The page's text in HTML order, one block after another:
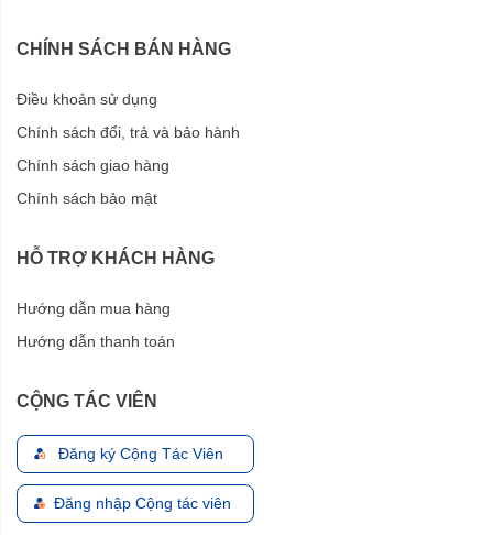
CHÍNH SÁCH BÁN HÀNG
Điều khoản sử dụng
Chính sách đổi, trả và bảo hành
Chính sách giao hàng
Chính sách bảo mật
HỖ TRỢ KHÁCH HÀNG
Hướng dẫn mua hàng
Hướng dẫn thanh toán
CỘNG TÁC VIÊN
Đăng ký Cộng Tác Viên
Đăng nhập Cộng tác viên